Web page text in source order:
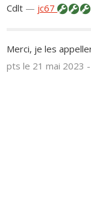
Cdlt — jc67
Merci, je les
ptsle 21 mai 2023